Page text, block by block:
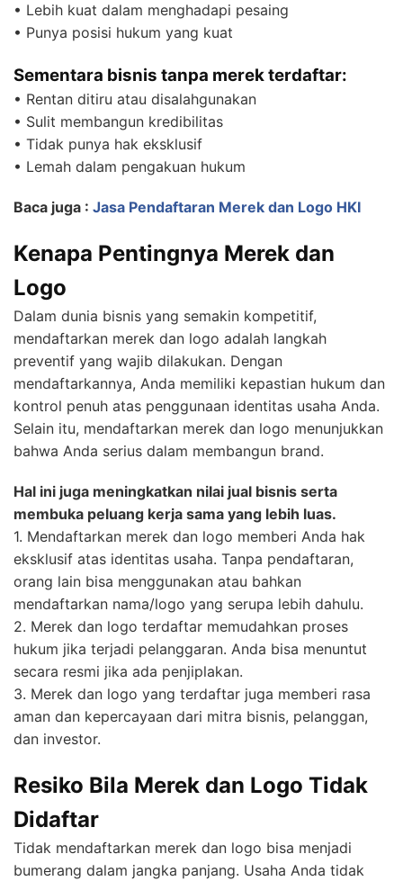
• Lebih kuat dalam menghadapi pesaing
• Punya posisi hukum yang kuat
Sementara bisnis tanpa merek terdaftar:
• Rentan ditiru atau disalahgunakan
• Sulit membangun kredibilitas
• Tidak punya hak eksklusif
• Lemah dalam pengakuan hukum
Baca juga : Jasa Pendaftaran Merek dan Logo HKI
Kenapa Pentingnya Merek dan
Logo
Dalam dunia bisnis yang semakin kompetitif,
mendaftarkan merek dan logo adalah langkah
preventif yang wajib dilakukan. Dengan
mendaftarkannya, Anda memiliki kepastian hukum dan
kontrol penuh atas penggunaan identitas usaha Anda.
Selain itu, mendaftarkan merek dan logo menunjukkan
bahwa Anda serius dalam membangun brand.
Hal ini juga meningkatkan nilai jual bisnis serta
membuka peluang kerja sama yang lebih luas.
1. Mendaftarkan merek dan logo memberi Anda hak
eksklusif atas identitas usaha. Tanpa pendaftaran,
orang lain bisa menggunakan atau bahkan
mendaftarkan nama/logo yang serupa lebih dahulu.
2. Merek dan logo terdaftar memudahkan proses
hukum jika terjadi pelanggaran. Anda bisa menuntut
secara resmi jika ada penjiplakan.
3. Merek dan logo yang terdaftar juga memberi rasa
aman dan kepercayaan dari mitra bisnis, pelanggan,
dan investor.
Resiko Bila Merek dan Logo Tidak
Didaftar
Tidak mendaftarkan merek dan logo bisa menjadi
bumerang dalam jangka panjang. Usaha Anda tidak